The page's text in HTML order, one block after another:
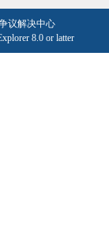
议解决中心
8.0 or latter